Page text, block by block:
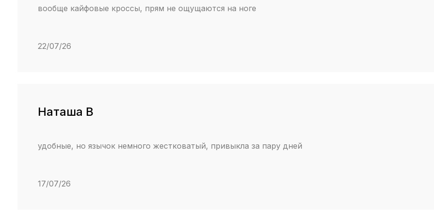
вообще кайфовые кроссы, прям не ощущаются на ноге
22/07/26
Наташа В
удобные, но язычок немного жестковатый, привыкла за пару дней
17/07/26